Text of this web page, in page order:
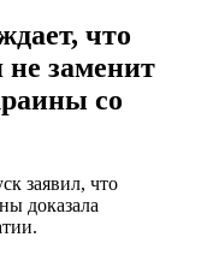
что
заменит
со
заявил, что
доказала